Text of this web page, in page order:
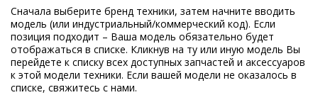
06
Сначала выберите бренд техники, затем начните вводить
модель (или индустриальный/коммерческий код). Если
позиция подходит – Ваша модель обязательно будет
отображаться в списке. Кликнув на ту или иную модель Вы
перейдете к списку всех доступных запчастей и аксессуаров
к этой модели техники. Если вашей модели не оказалось в
списке, свяжитесь с нами.